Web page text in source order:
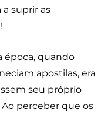
suprir as
época, quando
apostilas, era
seu próprio
perceber que os